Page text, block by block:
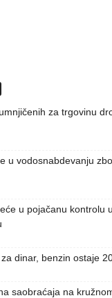
za trgovinu
u vodosnabdevanju
u pojačanu kontrolu
dinar, benzin ostaje
saobraćaja na